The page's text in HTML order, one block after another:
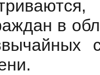
в